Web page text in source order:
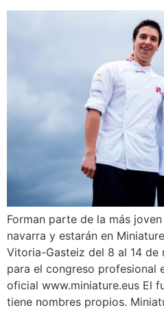
Forman parte de la más
navarra y estarán en
Vitoria-Gasteiz del 8 al 14 de
para el congreso profesional
oficial www.miniature.eus El
tiene nombres propios.